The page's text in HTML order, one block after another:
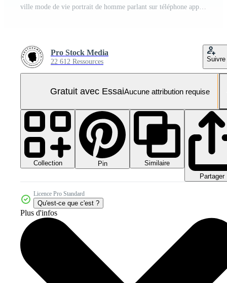
ville mode de vie portrait de homme parlant sur téléphone appel tandis que faire la navette Vidéo Pro
Pro Stock Media
22 612 Ressources Suivre
Gratuit avec EssaiAucune attribution requise
Collection Pin
Similaire
Partager
Licence Pro Standard
Qu'est-ce que c'est ?
Plus d'infos